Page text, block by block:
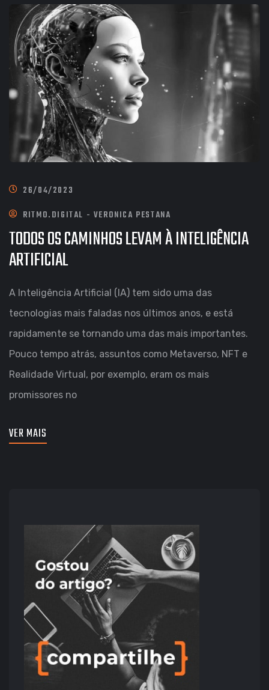
26/04/2023
RITMO.DIGITAL - VERONICA PESTANA
TODOS OS CAMINHOS LEVAM À INTELIGÊNCIA
ARTIFICIAL
A Inteligência Artificial (IA) tem sido uma das
tecnologias mais faladas nos últimos anos, e está
rapidamente se tornando uma das mais importantes.
Pouco tempo atrás, assuntos como Metaverso, NFT e
Realidade Virtual, por exemplo, eram os mais
promissores no
VER MAIS